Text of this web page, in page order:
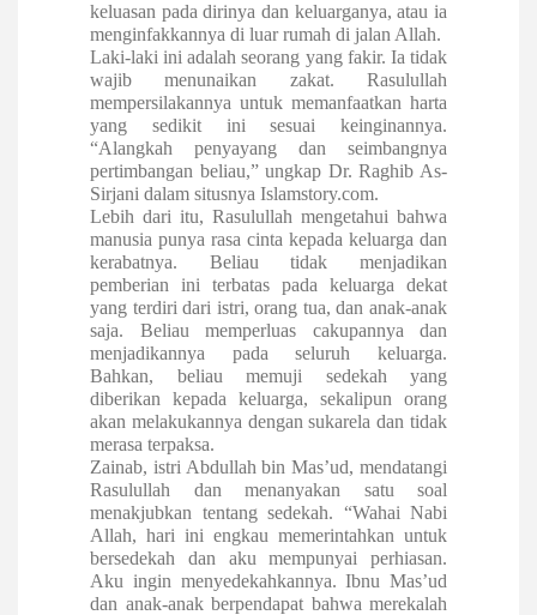
keluasan pada dirinya dan keluarganya, atau ia
menginfakkannya di luar rumah di jalan Allah.
Laki-laki ini adalah seorang yang fakir. Ia tidak
wajib menunaikan zakat. Rasulullah
mempersilakannya untuk memanfaatkan harta
yang sedikit ini sesuai keinginannya.
“Alangkah penyayang dan seimbangnya
pertimbangan beliau,” ungkap Dr. Raghib As-
Sirjani dalam situsnya Islamstory.com.
Lebih dari itu, Rasulullah mengetahui bahwa
manusia punya rasa cinta kepada keluarga dan
kerabatnya. Beliau tidak menjadikan
pemberian ini terbatas pada keluarga dekat
yang terdiri dari istri, orang tua, dan anak-anak
saja. Beliau memperluas cakupannya dan
menjadikannya pada seluruh keluarga.
Bahkan, beliau memuji sedekah yang
diberikan kepada keluarga, sekalipun orang
akan melakukannya dengan sukarela dan tidak
merasa terpaksa.
Zainab, istri Abdullah bin Mas’ud, mendatangi
Rasulullah dan menanyakan satu soal
menakjubkan tentang sedekah. “Wahai Nabi
Allah, hari ini engkau memerintahkan untuk
bersedekah dan aku mempunyai perhiasan.
Aku ingin menyedekahkannya. Ibnu Mas’ud
dan anak-anak berpendapat bahwa merekalah